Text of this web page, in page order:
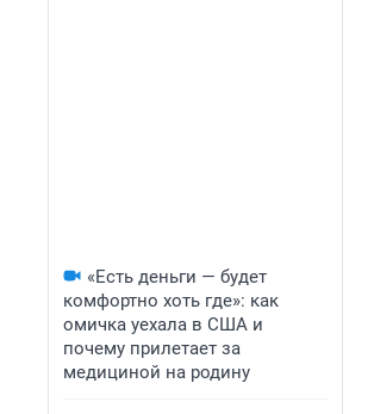
«Есть деньги — будет
комфортно хоть где»: как
омичка уехала в США и
почему прилетает за
медициной на родину